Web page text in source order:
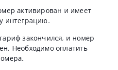
активирован и имеет
интеграцию.
закончился, и номер
Необходимо оплатить